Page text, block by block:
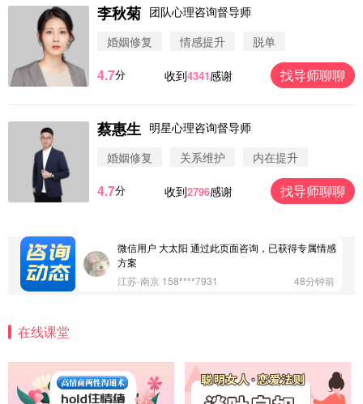
李秋菊 团队心理咨询督导师
婚姻修复
情感提升 脱单
4.7分 收到4341感谢 找导师聊聊
蔡惠生 明星心理咨询督导师
婚姻修复
关系维护 内在提升
4.7分 收到2796感谢 找导师聊聊
微信用户 圆圈 通过此页面咨询，已获得专属情感方
案
微信用户 Vnno 通过此页面咨询，已获得专属情感方
微信用户 大太阳 通过此页面咨询，已获得专属情感
方案
江苏-南京 158****7931
48分钟前
情感方案
北京-朝阳 151****3189
22分钟前
在线课堂